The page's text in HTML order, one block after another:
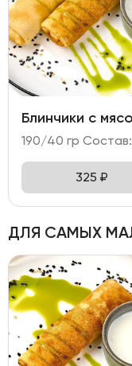
Блинчики с
325 ₽
ДЛЯ САМЫХ